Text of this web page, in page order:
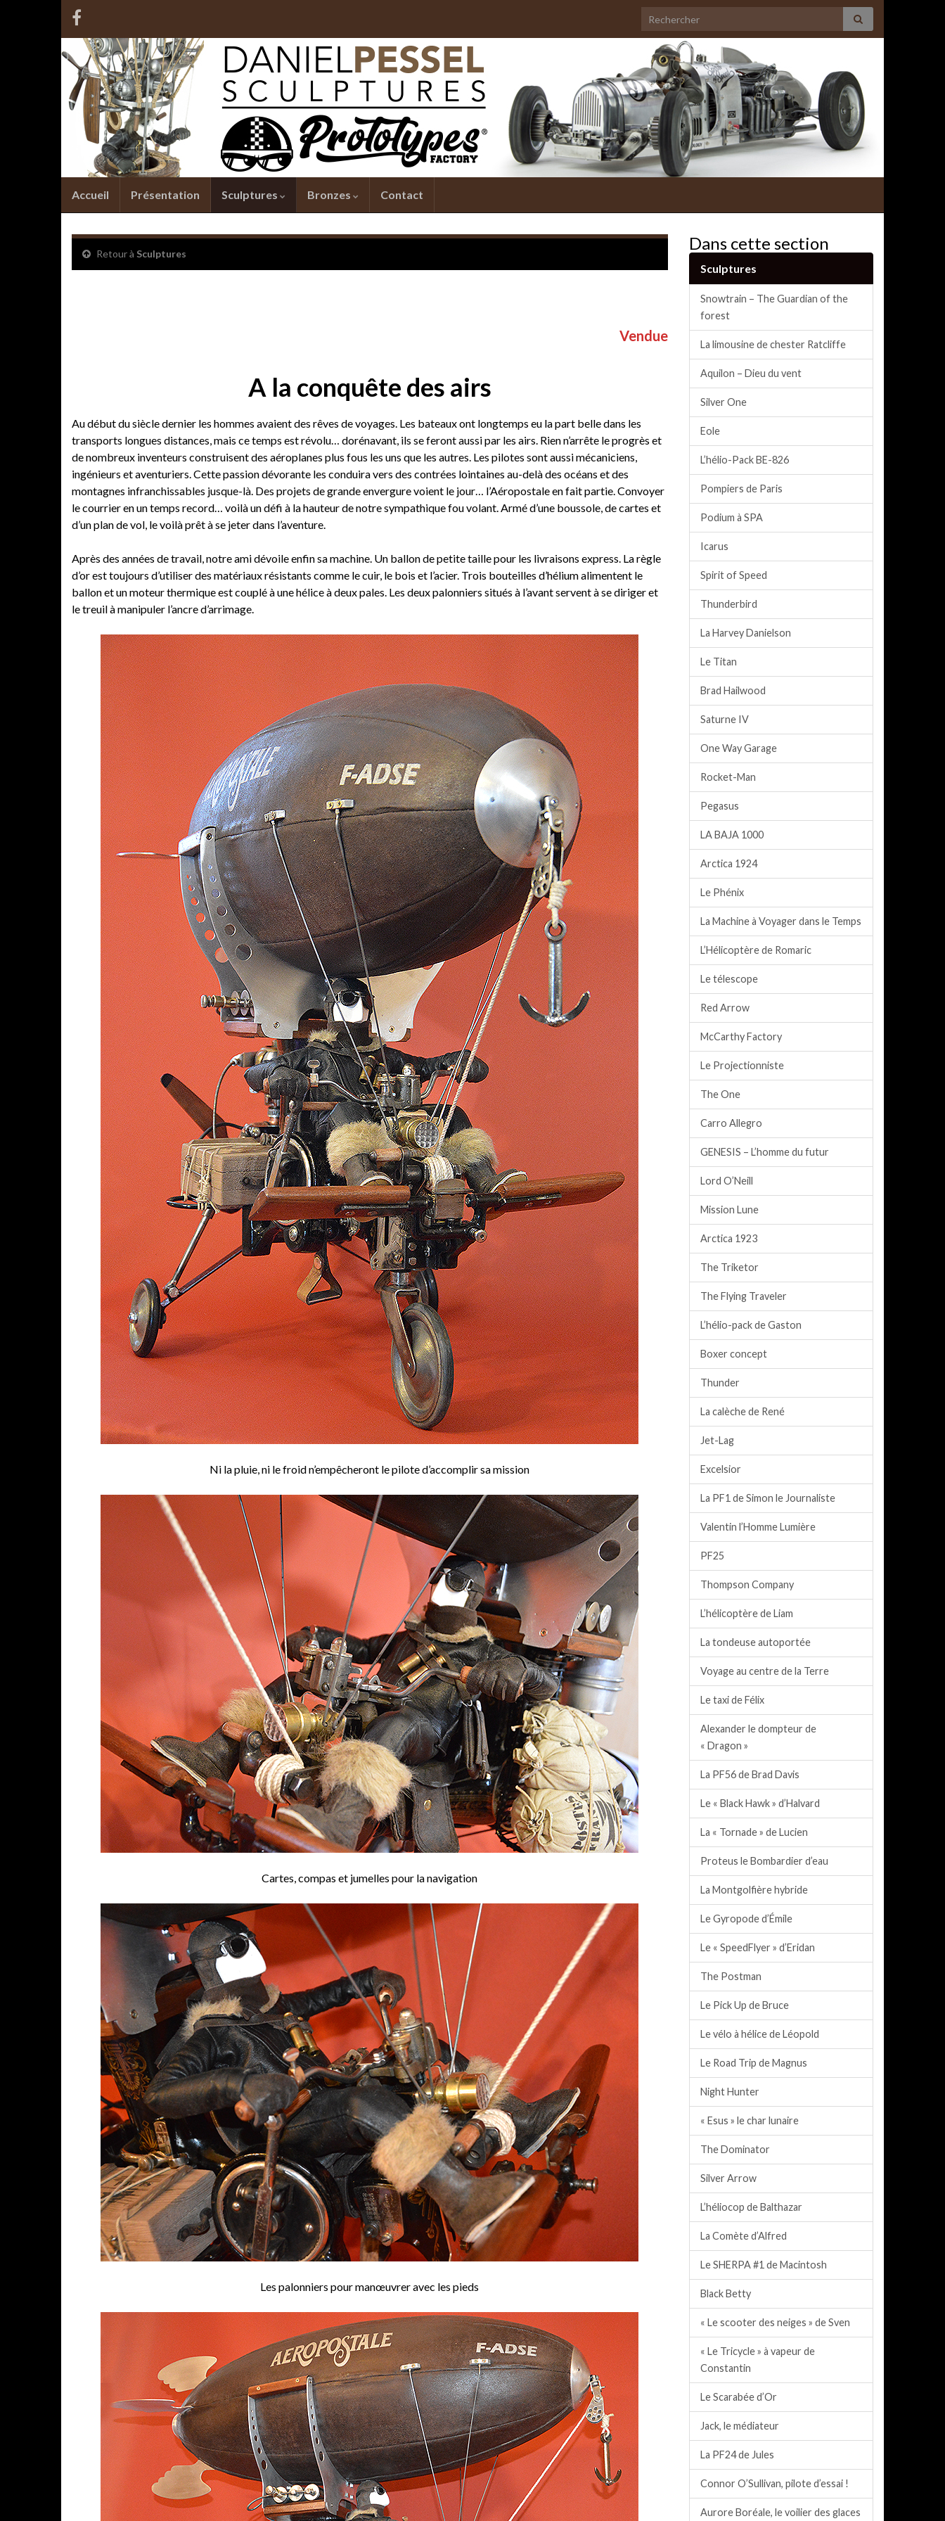
Search for:
Accueil Présentation Sculptures Bronzes Contact
Retour à Sculptures
Vendue
A la conquête des airs
Au début du siècle dernier les hommes avaient des rêves de voyages. Les bateaux ont longtemps eu la part belle dans les
transports longues distances, mais ce temps est révolu… dorénavant, ils se feront aussi par les airs. Rien n’arrête le progrès et
de nombreux inventeurs construisent des aéroplanes plus fous les uns que les autres. Les pilotes sont aussi mécaniciens,
ingénieurs et aventuriers. Cette passion dévorante les conduira vers des contrées lointaines au-delà des océans et des
montagnes infranchissables jusque-là. Des projets de grande envergure voient le jour… l’Aéropostale en fait partie. Convoyer
le courrier en un temps record… voilà un défi à la hauteur de notre sympathique fou volant. Armé d’une boussole, de cartes et
d’un plan de vol, le voilà prêt à se jeter dans l’aventure.
Après des années de travail, notre ami dévoile enfin sa machine. Un ballon de petite taille pour les livraisons express. La règle
d’or est toujours d’utiliser des matériaux résistants comme le cuir, le bois et l’acier. Trois bouteilles d’hélium alimentent le
ballon et un moteur thermique est couplé à une hélice à deux pales. Les deux palonniers situés à l’avant servent à se diriger et
le treuil à manipuler l’ancre d’arrimage.
Ni la pluie, ni le froid n’empêcheront le pilote d’accomplir sa mission
Cartes, compas et jumelles pour la navigation
Les palonniers pour manœuvrer avec les pieds
Dans cette section
Sculptures
Snowtrain – The Guardian of the
forest
La limousine de chester Ratcliffe
Aquilon – Dieu du vent
Silver One
Eole
L’hélio-Pack BE-826
Pompiers de Paris
Podium à SPA
Icarus
Spirit of Speed
Thunderbird
La Harvey Danielson
Le Titan
Brad Hailwood
Saturne IV
One Way Garage
Rocket-Man
Pegasus
LA BAJA 1000
Arctica 1924
Le Phénix
La Machine à Voyager dans le Temps
L’Hélicoptère de Romaric
Le télescope
Red Arrow
McCarthy Factory
Le Projectionniste
The One
Carro Allegro
GENESIS – L’homme du futur
Lord O’Neill
Mission Lune
Arctica 1923
The Triketor
The Flying Traveler
L’hélio-pack de Gaston
Boxer concept
Thunder
La calèche de René
Jet-Lag
Excelsior
La PF1 de Simon le Journaliste
Valentin l’Homme Lumière
PF25
Thompson Company
L’hélicoptère de Liam
La tondeuse autoportée
Voyage au centre de la Terre
Le taxi de Félix
Alexander le dompteur de
« Dragon »
La PF56 de Brad Davis
Le « Black Hawk » d’Halvard
La « Tornade » de Lucien
Proteus le Bombardier d’eau
La Montgolfière hybride
Le Gyropode d’Émile
Le « SpeedFlyer » d’Eridan
The Postman
Le Pick Up de Bruce
Le vélo à hélice de Léopold
Le Road Trip de Magnus
Night Hunter
« Esus » le char lunaire
The Dominator
Silver Arrow
L’héliocop de Balthazar
La Comète d’Alfred
Le SHERPA #1 de Macintosh
Black Betty
« Le scooter des neiges » de Sven
« Le Tricycle » à vapeur de
Constantin
Le Scarabée d’Or
Jack, le médiateur
La PF24 de Jules
Connor O’Sullivan, pilote d’essai !
Aurore Boréale, le voilier des glaces